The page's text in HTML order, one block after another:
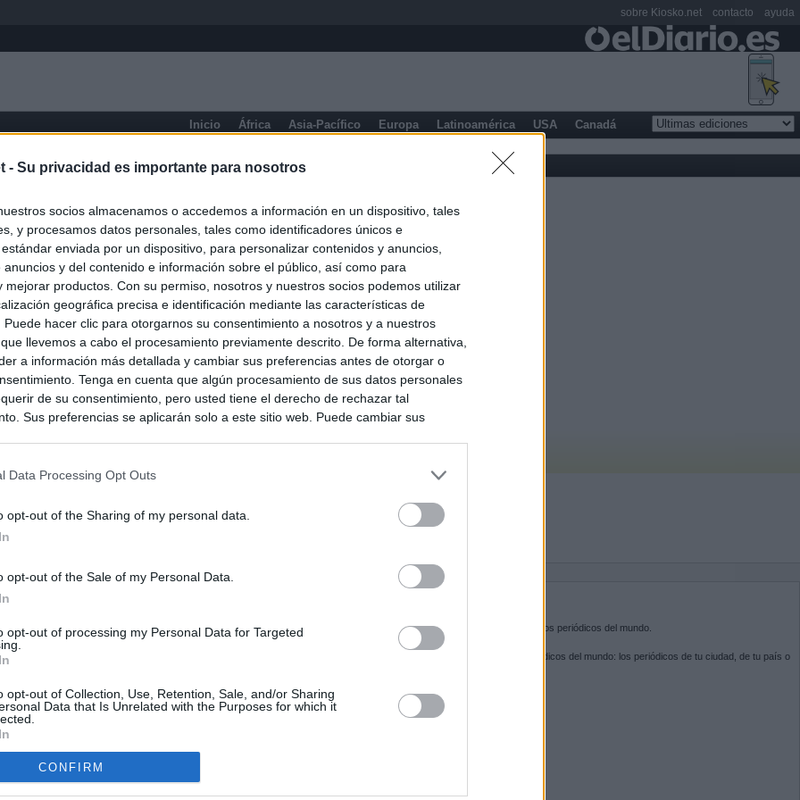
- Su privacidad es importante para nosotros
socios almacenamos o accedemos a información en un dispositivo, tales
y procesamos datos personales, tales como identificadores únicos e
enviada por un dispositivo, para personalizar contenidos y anuncios,
anuncios y del contenido e información sobre el público, así como para
mejorar productos. Con su permiso, nosotros y nuestros socios podemos utilizar
geográfica precisa e identificación mediante las características de
Puede hacer clic para otorgarnos su consentimiento a nosotros y a nuestros
llevemos a cabo el procesamiento previamente descrito. De forma alternativa,
a información más detallada y cambiar sus preferencias antes de otorgar o
Tenga en cuenta que algún procesamiento de sus datos personales
de su consentimiento, pero usted tiene el derecho de rechazar tal
Sus preferencias se aplicarán solo a este sitio web. Puede cambiar sus
Data Processing Opt Outs
opt-out of the Sharing of my personal data.
opt-out of the Sale of my Personal Data.
opt-out of processing my Personal Data for Targeted
opt-out of Collection, Use, Retention, Sale, and/or Sharing
Data that Is Unrelated with the Purposes for which it
CONFIRM
Inicio África Asia-Pacífico Europa Latinoamérica USA Canadá
entre los viajeros procedentes de Italia por los nuevos
esperábamos peor"
en directo: Interior reitera que los controles a viajeros
son aleatorios y no sistemáticos
fronterizo
Kiosko.netes la puerta de entrada a los periódicos del mundo.
Navega por las portadas de los periódicos del mundo: los periódicos de tu ciudad, de tu país o
SÍGUENOS
sobre Kiosko.net contacto ayuda